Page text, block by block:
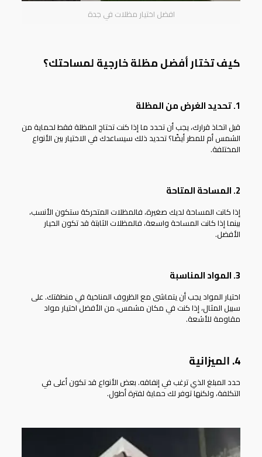
افضل اختيار مظلات في جدة
كيف تختار أفضل مظلة خارجية لمساحتك؟
1. تحديد الغرض من المظلة
قبل اتخاذ قرارك، يجب أن تحدد ما إذا كنت تحتاج المظلة فقط لحماية من
الشمس أم للمطر أيضًا؟ تحديد ذلك سيساعدك في الاختيار بين الأنواع
المختلفة.
2. المساحة المتاحة
إذا كانت المساحة لديك صغيرة، فالمظلات المتحركة ستكون الأنسب،
بينما إذا كانت المساحة واسعة، فالمظلات الثابتة قد تكون الخيار
الأفضل.
3. المواد المناسبة
اختيار المواد يجب أن يتماشى مع الظروف المناخية في منطقتك. على
سبيل المثال، إذا كنت في مكان مشمس، من الأفضل اختيار مواد
مقاومة للأشعة.
4. الميزانية
حدد المبلغ الذي ترغب في إنفاقه. بعض الأنواع قد تكون أعلى في
التكلفة، ولكنها توفر لك حماية لفترة أطول.